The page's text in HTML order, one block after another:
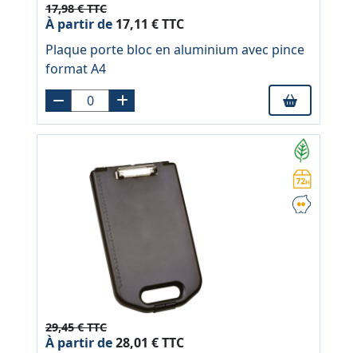
17,98 € TTC
À partir de 17,11 € TTC
Plaque porte bloc en aluminium avec pince
format A4
29,45 € TTC
À partir de28,01 € TTC